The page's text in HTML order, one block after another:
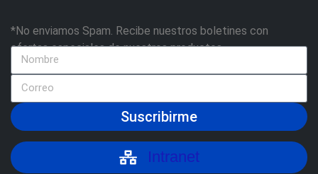
*No enviamos Spam. Recibe nuestros boletines con
ofertas especiales de nuestros productos
Suscribirme
Intranet